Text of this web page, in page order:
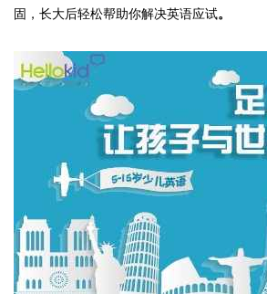
固，长大后轻松帮助你解决英语应试。